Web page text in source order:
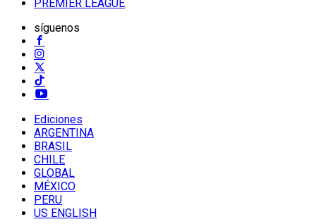
PREMIER LEAGUE
síguenos
Ediciones
ARGENTINA
BRASIL
CHILE
GLOBAL
MÉXICO
PERU
US ENGLISH